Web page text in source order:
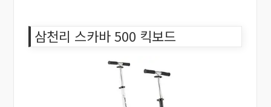
삼천리 스카바 500 킥보드